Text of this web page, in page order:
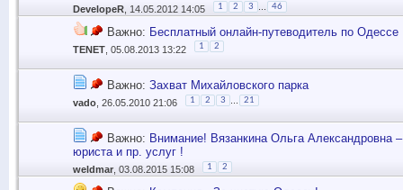
DevelopeR , 14.05.2012 14:05 1 2 3 46
Важно: Бесплатный онлайн-путеводитель по Одессе
TENET , 05.08.2013 13:22 1 2
Важно: Захват Михайловского парка
vado , 26.05.2010 21:06 1 2 3 21
Важно: Внимание! Вязанкина Ольга Александровна
юриста и пр. услуг !
weldmar , 03.08.2015 15:08 1 2